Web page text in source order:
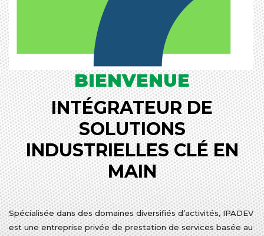
BIENVENUE
INTÉGRATEUR DE
SOLUTIONS
INDUSTRIELLES CLÉ EN
MAIN
Spécialisée dans des domaines diversifiés d’activités, IPADEV
est une entreprise privée de prestation de services basée au